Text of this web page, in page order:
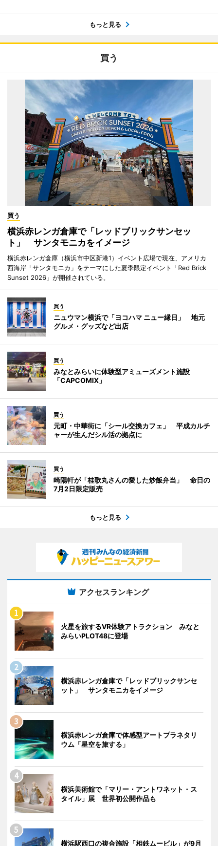
もっと見る
買う
買う
横浜赤レンガ倉庫で「レッドブリックサンセッ
ト」 サンタモニカをイメージ
横浜赤レンガ倉庫（横浜市中区新港1）イベント広場で現在、アメリカ
西海岸「サンタモニカ」をテーマにした夏季限定イベント「Red Brick
Sunset 2026」が開催されている。
買う
ニュウマン横浜で「ヨコハマ ニュー縁日」 地元
グルメ・グッズなど出店
買う
みなとみらいに体験型アミューズメント施設
「CAPCOMIX」
買う
元町・中華街に「シール交換カフェ」 平成カルチ
ャーが生んだシル活の拠点に
買う
崎陽軒が「桂歌丸さんの愛した炒飯弁当」 命日の
7月2日限定販売
もっと見る
アクセスランキング
火星を旅するVR体験アトラクション みなと
みらいPLOT48に登場
横浜赤レンガ倉庫で「レッドブリックサンセ
ット」 サンタモニカをイメージ
横浜赤レンガ倉庫で体感型アートプラネタリ
ウム「星空を旅する」
横浜美術館で「マリー・アントワネット・ス
タイル」展 世界初公開作品も
横浜駅西口の複合施設「相鉄ムービル」が9月